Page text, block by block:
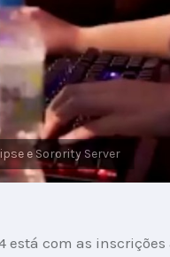
está com as